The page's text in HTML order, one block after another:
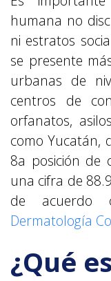
humana no
ni estratos
se presente
urbanas de
centros de
orfanatos,
como Yucatán,
8a posición de
una cifra de
de
Dermatología
¿Qué